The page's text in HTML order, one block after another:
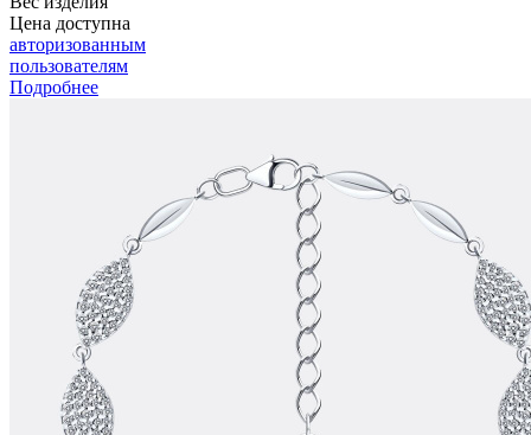
Цена доступна
авторизованным
пользователям
Подробнее